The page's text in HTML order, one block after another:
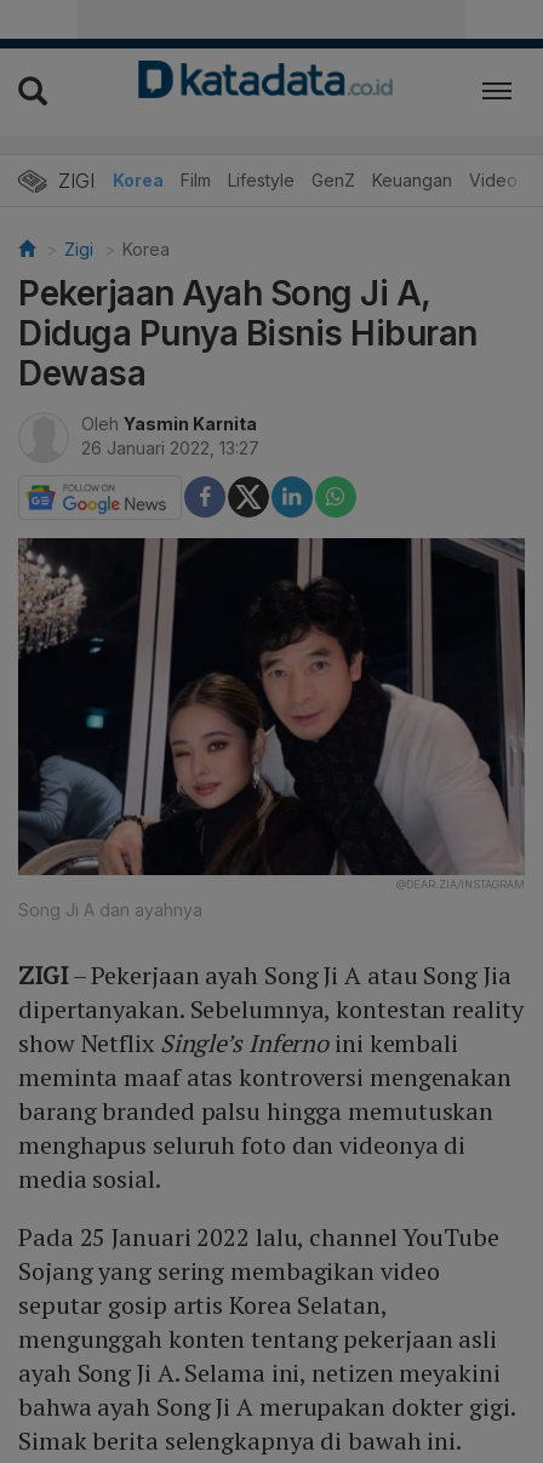
ZIGI
Hits Korea Film Lifestyle GenZ Keuangan Video
Zigi Korea
Pekerjaan Ayah Song Ji A,
Diduga Punya Bisnis Hiburan
Dewasa
Oleh Yasmin Karnita
26 Januari 2022, 13:27
@DEAR.ZIA/INSTAGRAM
Song Ji A dan ayahnya
ZIGI– Pekerjaan ayah Song Ji A atau Song Jia
dipertanyakan. Sebelumnya, kontestan reality
show Netflix Single’s Infernoini kembali
meminta maaf atas kontroversi mengenakan
barang branded palsu hingga memutuskan
menghapus seluruh foto dan videonya di
media sosial.
Pada 25 Januari 2022 lalu, channel YouTube
Sojang yang sering membagikan video
seputar gosip artis Korea Selatan,
mengunggah konten tentang pekerjaan asli
ayah Song Ji A. Selama ini, netizen meyakini
bahwa ayah Song Ji A merupakan dokter gigi.
Simak berita selengkapnya di bawah ini.